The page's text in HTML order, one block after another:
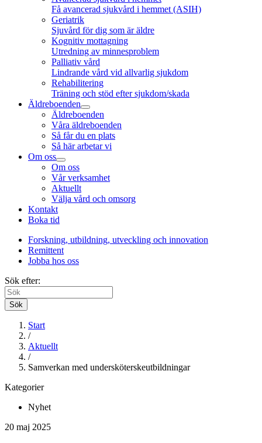
Få avancerad sjukvård i hemmet (ASIH)
Geriatrik
Sjuvård för dig som är äldre
Kognitiv mottagning
Utredning av minnesproblem
Palliativ vård
Lindrande vård vid allvarlig sjukdom
Rehabilitering
Träning och stöd efter sjukdom/skada
Äldreboenden
Äldreboenden
Våra äldreboenden
Så får du en plats
Så här arbetar vi
Om oss
Om oss
Vår verksamhet
Aktuellt
Välja vård och omsorg
Kontakt
Boka tid
Forskning, utbildning, utveckling och innovation
Remittent
Jobba hos oss
Sök efter:
Sök
Start
/
Aktuellt
/
Samverkan med undersköterskeutbildningar
Kategorier
Nyhet
20 maj 2025